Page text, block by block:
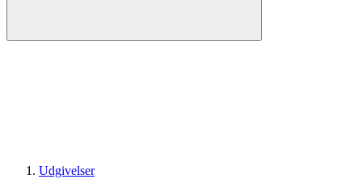
Udgivelser